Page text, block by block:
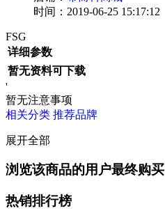
时间：2019-06-25 15:17:12
FSG
详细参数
暂无资料可下载
'
暂无注意事项
相关分类 推荐品牌
展开全部
浏览该商品的用户最终购买
热销排行榜